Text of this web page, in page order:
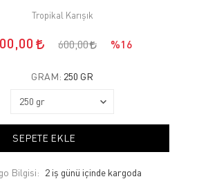
Tropikal Karışık
600,00 %16
GRAM: 250 GR
SEPETE EKLE
Bilgisi: 2 iş günü içinde kargoda